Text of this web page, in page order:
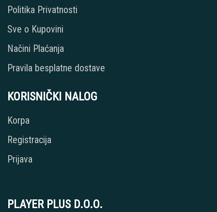
Politika Privatnosti
Sve o Kupovini
Načini Plaćanja
Pravila besplatne dostave
KORISNIČKI NALOG
Korpa
Registracija
Prijava
PLAYER PLUS D.O.O.